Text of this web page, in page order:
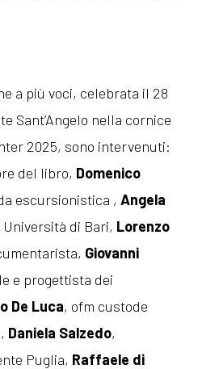
a più voci, celebrata il 28
Sant’Angelo nella cornice
2025, sono intervenuti:
del libro, Domenico
escursionistica ,Angela
di Bari, Lorenzo
Giovanni
e progettista dei
De Luca, ofm custode
Daniela Salzedo,
Puglia, Raffaele di